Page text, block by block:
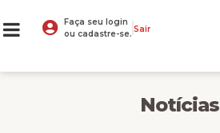
Faça seu login
ou cadastre-se. Sair
Notícias